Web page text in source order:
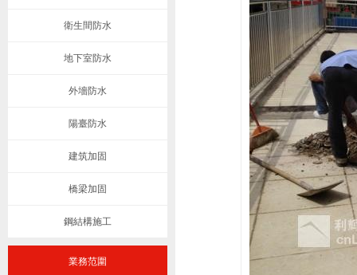
衛生間防水
地下室防水
外墻防水
陽臺防水
建筑加固
橋梁加固
鋼結構施工
業務范圍